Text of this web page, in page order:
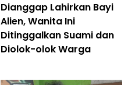
Dianggap Lahirkan Bayi
Alien, Wanita Ini
Ditinggalkan Suami dan
Diolok-olok Warga